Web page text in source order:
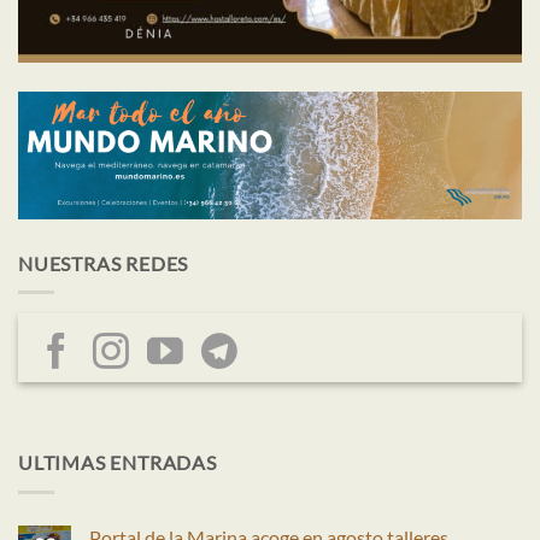
NUESTRAS REDES
ULTIMAS ENTRADAS